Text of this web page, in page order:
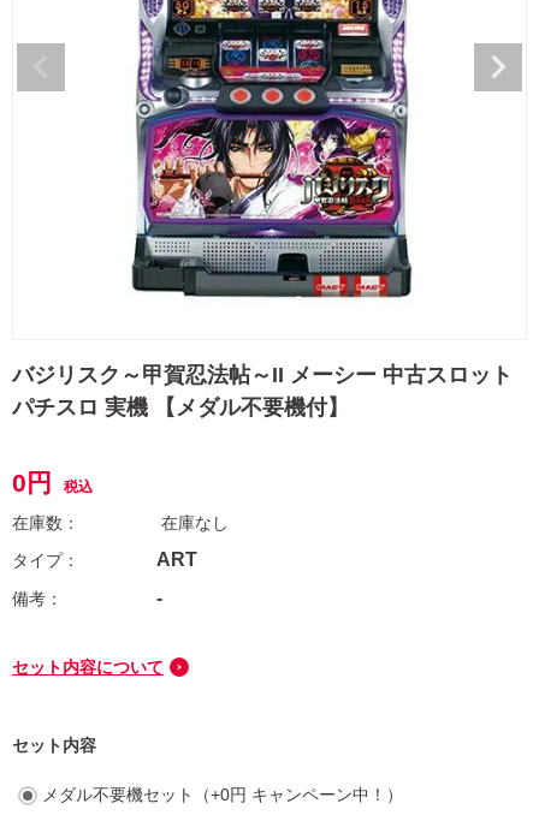
バジリスク～甲賀忍法帖～II メーシー 中古スロット
パチスロ 実機 【メダル不要機付】
0 税込
在庫なし
ART
-
セット内容について
セット内容
メダル不要機セット（+0円 キャンペーン中！）